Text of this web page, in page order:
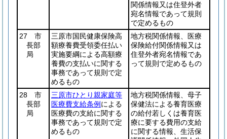
関係情報又は住登外者
宛名情報であって規則
で定めるもの
27 市
長部
局
三原市国民健康保険高
額療養費受領委任払い
実施要綱による高額療
養費の支払いに関する
事務であって規則で定
めるもの
地方税関係情報、医療
保険給付関係情報又は
住登外者宛名情報であ
って規則で定めるもの
28 市
長部
局
三原市ひとり親家庭等
医療費支給条例 による
医療費の支給に関する
事務であって規則で定
めるもの
地方税関係情報、母子
保健法による養育医療
の給付若しくは養育医
療に要する費用の支給
に関する情報、生活保